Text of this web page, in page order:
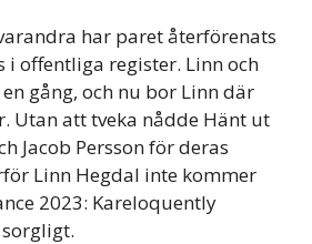
har paret återförenats
i offentliga register. Linn och
gång, och nu bor Linn där
Utan att tveka nådde Hänt ut
Jacob Persson för deras
Linn Hegdal inte kommer
2023: Kareloquently
sorgligt.